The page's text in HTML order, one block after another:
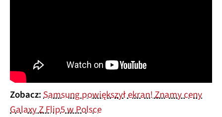
Zobacz:Samsung powiększył ekran! Znamy ceny
Galaxy Z Flip5 w Polsce